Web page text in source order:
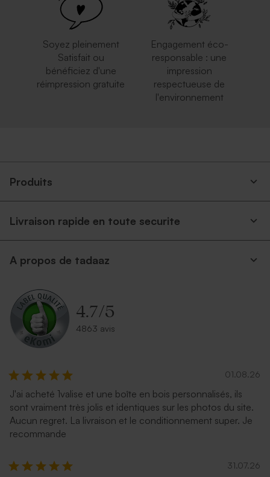
Soyez pleinement
Satisfait ou
bénéficiez d'une
réimpression gratuite
Engagement éco-
responsable : une
impression
respectueuse de
l'environnement
Produits
Livraison rapide en toute securite
A propos de tadaaz
4.7/5
4863 avis
01.08.26
J'ai acheté 1valise et une boîte en bois personnalisés, ils
sont vraiment très jolis et identiques sur les photos du site.
Aucun regret. La livraison et le conditionnement super. Je
recommande
31.07.26